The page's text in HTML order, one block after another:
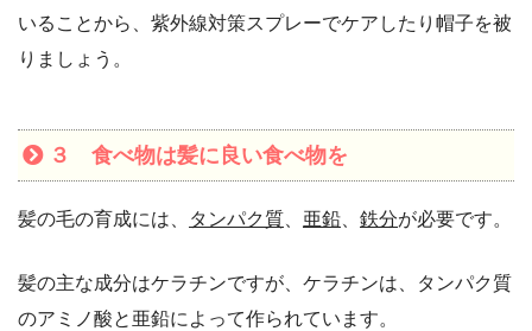
いることから、紫外線対策スプレーでケアしたり帽子を被
りましょう。
３ 食べ物は髪に良い食べ物を
髪の毛の育成には、 タンパク質、 亜鉛、 鉄分が必要です。
髪の主な成分はケラチンですが、ケラチンは、タンパク質
のアミノ酸と亜鉛によって作られています。